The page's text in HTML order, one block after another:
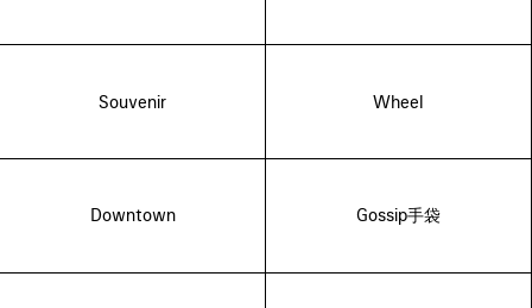
Souvenir Wheel
Downtown Gossip手袋